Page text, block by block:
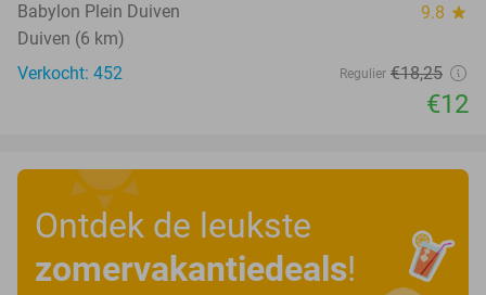
Babylon Plein Duiven 9.8 star
Duiven (6 km)
Verkocht: 452
Regulier €18,25
€12
Ontdek de leukste
zomervakantiedeals!